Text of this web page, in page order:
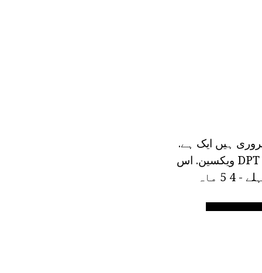
ہیں ایک ہے.
لیکن کیا اس کا مطلب ہے؟ اور کیا، حقیقت میں، بچے کو ویکسین؟ DTP - ایک DPT ویکسین. اس
ویکسین intramuscularly کا دیا جاتا ہے - گدھا یا بچے کی ٹانگ میں. تواریخ: پہلے - 4 5 ماہ